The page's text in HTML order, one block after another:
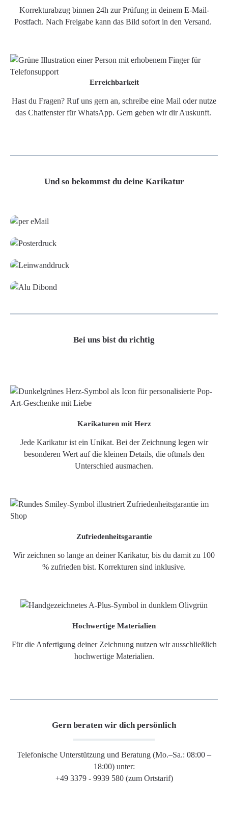
Korrekturabzug binnen 24h zur Prüfung in deinem E-Mail-
Postfach. Nach Freigabe kann das Bild sofort in den Versand.
Erreichbarkeit
Hast du Fragen? Ruf uns gern an, schreibe eine Mail oder nutze
das Chatfenster für WhatsApp. Gern geben wir dir Auskunft.
Und so bekommst du deine Karikatur
Bei uns bist du richtig
Karikaturen mit Herz
Jede Karikatur ist ein Unikat. Bei der Zeichnung legen wir
besonderen Wert auf die kleinen Details, die oftmals den
Unterschied ausmachen.
Zufriedenheitsgarantie
Wir zeichnen so lange an deiner Karikatur, bis du damit zu 100
% zufrieden bist. Korrekturen sind inklusive.
Hochwertige Materialien
Für die Anfertigung deiner Zeichnung nutzen wir ausschließlich
hochwertige Materialien.
Gern beraten wir dich persönlich
Telefonische Unterstützung und Beratung (Mo.–Sa.: 08:00 –
18:00) unter:
+49 3379 - 9939 580 (zum Ortstarif)